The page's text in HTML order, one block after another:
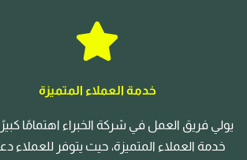
خدمة العملاء المتميزة
يولي فريق العمل في شركة الخبراء اهتمامًا
خدمة العملاء المتميزة، حيث يتوفر للعملاء